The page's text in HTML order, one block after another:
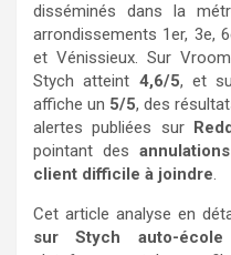
disséminés dans la
arrondissements 1er, 3e,
et Vénissieux. Sur
Stych atteint 4,6/5, et
affiche un 5/5, des
alertes publiées sur
pointant des
client difficile à joindre.
Cet article analyse en
sur Stych auto-